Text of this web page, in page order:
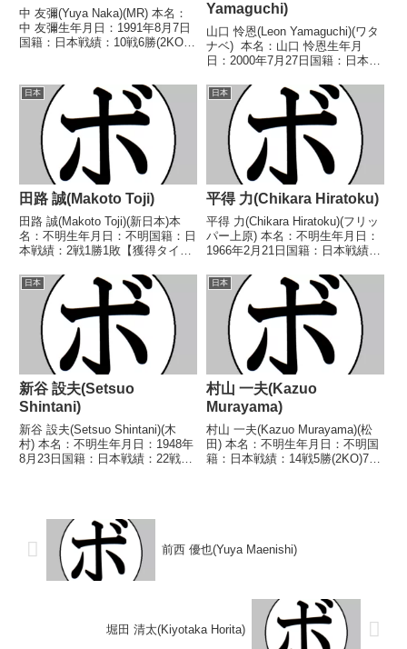
中 友彌(Yuya Naka)(MR) 本名：
中 友彌生年月日：1991年8月7日
国籍：日本戦績：10戦6勝(2KO)3
定 3-0(40-36、40-36、39-37)
松...
Yamaguchi)
山口 怜恩(Leon Yamaguchi)(ワタ
ナベ) 本名：山口 怜恩生年月
日：2000年7月27日国籍：日本戦
トル】なし 【戦歴】
2018/03/13 ○1RTKO 竹内 大
貴(金子)2018...
日本
田路 誠(Makoto Toji)
田路 誠(Makoto Toji)(新日本)本
名：不明生年月日：不明国籍：日
本戦績：2戦1勝1敗【獲得タイト
○4R判定 (採点不明) 宮武 洪三
(新日本)1946/02/10 ●6R判定 (採
点不明) ...
日本
平得 力(Chikara Hiratoku)
平得 力(Chikara Hiratoku)(フリッ
パー上原) 本名：不明生年月日：
1966年2月21日国籍：日本戦績：
ル】1985年度西部日本スーパー
フライ級新人王 【戦歴】
1984/12/16 ○1R...
日本
新谷 設夫(Setsuo
Shintani)
新谷 設夫(Setsuo Shintani)(木
村) 本名：不明生年月日：1948年
8月23日国籍：日本戦績：22戦10
民)1967/08...
日本
村山 一夫(Kazuo
Murayama)
村山 一夫(Kazuo Murayama)(松
田) 本名：不明生年月日：不明国
籍：日本戦績：14戦5勝(2KO)7敗
前西 優也(Yuya Maenishi)
堀田 清太(Kiyotaka Horita)